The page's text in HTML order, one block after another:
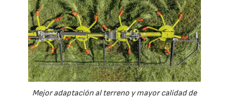
Mejor adaptación al terreno y mayor calidad de